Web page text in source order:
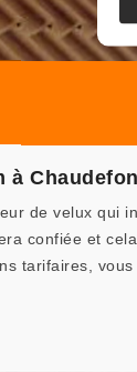
à
de velux qui
confiée et
tarifaires,